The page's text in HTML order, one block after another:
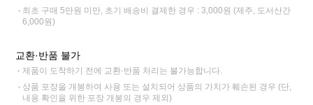
최초 구매 5만원 미만, 초기 배송비 결제한 경우 : 3,000원 (제주, 도서산간
6,000원)
교환·반품 불가
제품이 도착하기 전에 교환·반품 처리는 불가능합니다.
상품 포장을 개봉하여 사용 또는 설치되어 상품의 가치가 훼손된 경우 (단,
내용 확인을 위한 포장 개봉의 경우 제외)